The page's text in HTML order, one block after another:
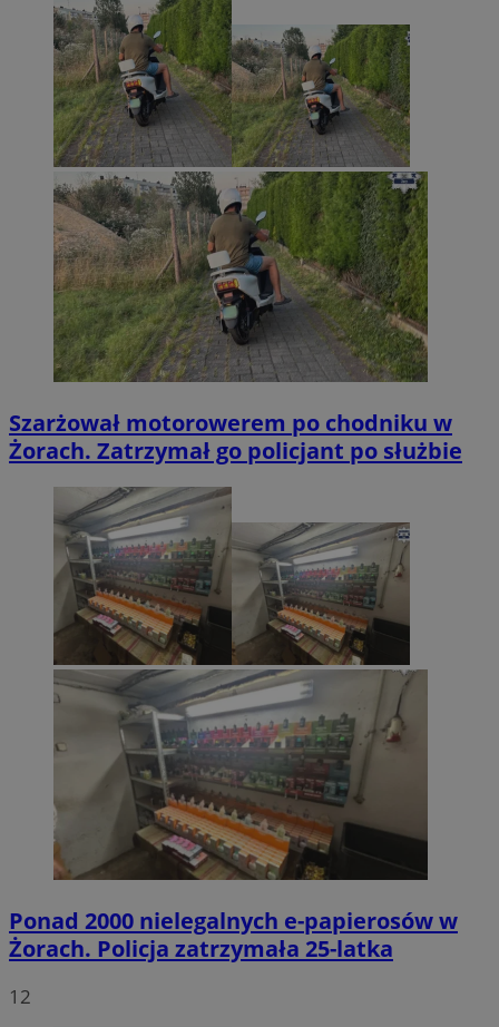
Szarżował motorowerem po chodniku w
Żorach. Zatrzymał go policjant po służbie
Ponad 2000 nielegalnych e-papierosów w
Żorach. Policja zatrzymała 25-latka
12